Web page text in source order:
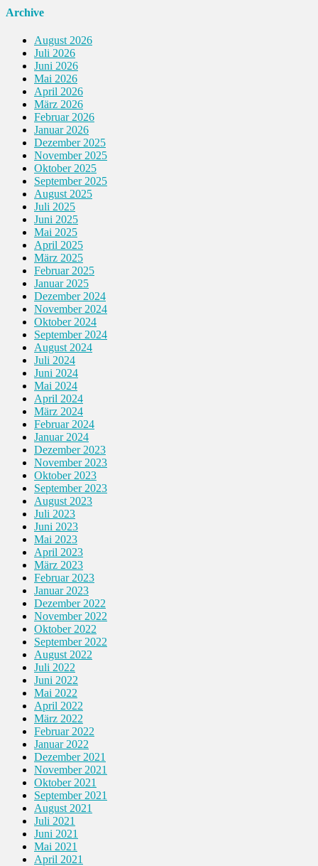
Archive
August 2026
Juli 2026
Juni 2026
Mai 2026
April 2026
März 2026
Februar 2026
Januar 2026
Dezember 2025
November 2025
Oktober 2025
September 2025
August 2025
Juli 2025
Juni 2025
Mai 2025
April 2025
März 2025
Februar 2025
Januar 2025
Dezember 2024
November 2024
Oktober 2024
September 2024
August 2024
Juli 2024
Juni 2024
Mai 2024
April 2024
März 2024
Februar 2024
Januar 2024
Dezember 2023
November 2023
Oktober 2023
September 2023
August 2023
Juli 2023
Juni 2023
Mai 2023
April 2023
März 2023
Februar 2023
Januar 2023
Dezember 2022
November 2022
Oktober 2022
September 2022
August 2022
Juli 2022
Juni 2022
Mai 2022
April 2022
März 2022
Februar 2022
Januar 2022
Dezember 2021
November 2021
Oktober 2021
September 2021
August 2021
Juli 2021
Juni 2021
Mai 2021
April 2021